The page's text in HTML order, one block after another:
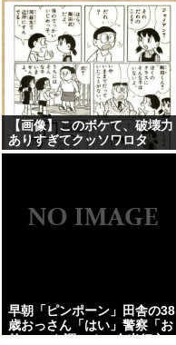
【画像】このボケて、破壊力
ありすぎてクッソワロタ
www
早朝「ピンポーン」田舎の38
歳おっさん「はい」警察「お